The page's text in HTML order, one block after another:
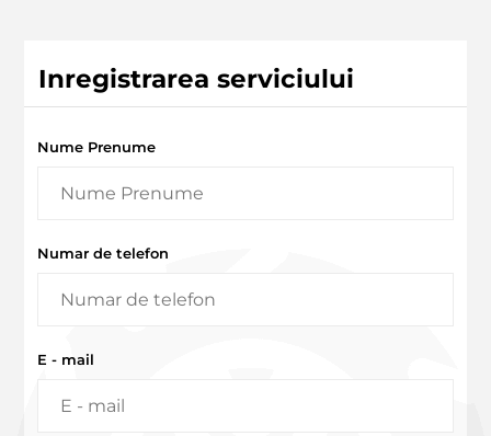
Inregistrarea serviciului
Nume Prenume
Numar de telefon
E - mail